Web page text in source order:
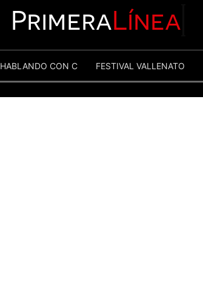
PrimeraLínea
HABLANDO CON C FESTIVAL VALLENATO